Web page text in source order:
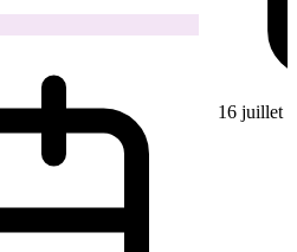
16 juillet